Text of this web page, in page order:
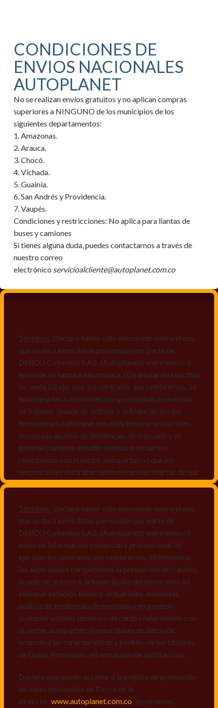
CONDICIONES DE
ENVIOS NACIONALES
AUTOPLANET
No se realizan envíos gratuitos y no aplican compras
superiores a NINGUNO de los municipios de los
siguientes departamentos:
1. Amazonas.
2. Arauca.
3. Chocó.
4. Vichada.
5. Guainía.
6. San Andrés y Providencia.
7. Vaupés.
Condiciones y restricciones: No aplica para llantas de
buses y camiones
Si tienes alguna duda, puedes contactarnos a través de
nuestro correo
electrónico servicioalcliente@autoplanet.com.co
Términos: Declaro haber sido informado sobre el uso
que se dará a mis datos personales por parte de
DERCO Colombia S.A.S. (Autoplanet); entre estos: i)
envío de mi factura electrónica, (i) tramitar mi solicitud
de venta (ii) ejecutar los contratos que celebremos, iii)
informe a las autoridades competentes la presunción
de fraudes, lavado de activos o la financiación del
terrorismo iv) elaborar estudios técnico-actuariales,
encuestas, análisis de tendencias de mercado y en
general cualquier estudio técnico o de campo
relacionado con el sector autopartes; v) que los
responsables del tratamiento me envíen ofertas de sus
mismos, vi) crear bases de datos de acuerdo a las
características y perfiles de los titulares de Datos
Personales, v) encuestas de satisfacción, vi) reportes
recall.
Declaro que puedo acceder a la política de protección
de datos personales de Derco en la
direcciónwww.autoplanet.com.co, igualmente,
manifiesto que he sido informado sobre mis derechos
a conocer, actualizar, rectificar, suprimir, solicitar
prueba: i) de autorización y ii) finalidad, presentar
quejas y/o reclamos en canales de
atención: servicioalcliente@derco.com.coy en
responsables, para que efectúen el tratamiento de mis
datos conforme lo expuesto.
Términos: Declaro haber sido informado sobre el uso
que se dará a mis datos personales por parte de
DERCO Colombia S.A.S. (Autoplanet); entre estos: i)
envío de información comercial y promocional, ii)
ejecutar los contratos que celebremos, iii) informe a
las autoridades competentes la presunción de fraudes,
lavado de activos o la financiación del terrorismo iv)
elaborar estudios técnico-actuariales, encuestas,
análisis de tendencias de mercado y en general
cualquier estudio técnico o de campo relacionado con
el sector autopartes; v) crear bases de datos de
acuerdo a las características y perfiles de los titulares
de Datos Personales, vi) encuestas de satisfacción.
Declaro que puedo acceder a la política de protección
de datos personales de Derco en la
dirección www.autoplanet.com.co , igualmente,